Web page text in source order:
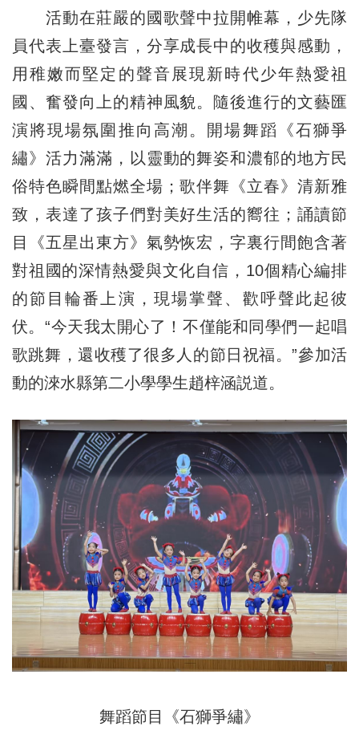
活動在莊嚴的國歌聲中拉開帷幕，少先隊
員代表上臺發言，分享成長中的收穫與感動，
用稚嫩而堅定的聲音展現新時代少年熱愛祖
國、奮發向上的精神風貌。隨後進行的文藝匯
演將現場氛圍推向高潮。開場舞蹈《石獅爭
繡》活力滿滿，以靈動的舞姿和濃郁的地方民
俗特色瞬間點燃全場；歌伴舞《立春》清新雅
致，表達了孩子們對美好生活的嚮往；誦讀節
目《五星出東方》氣勢恢宏，字裏行間飽含著
對祖國的深情熱愛與文化自信，10個精心編排
的節目輪番上演，現場掌聲、歡呼聲此起彼
伏。“今天我太開心了！不僅能和同學們一起唱
歌跳舞，還收穫了很多人的節日祝福。”參加活
動的淶水縣第二小學學生趙梓涵説道。
舞蹈節目《石獅爭繡》